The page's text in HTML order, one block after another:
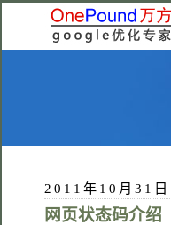
2011年10月31日
网页状态码介绍